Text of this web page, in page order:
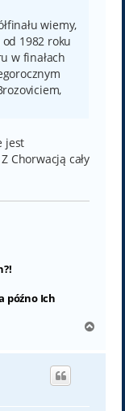
wiemy,
1982 roku
w finałach
jest
Chorwacją cały
późno Ich
g